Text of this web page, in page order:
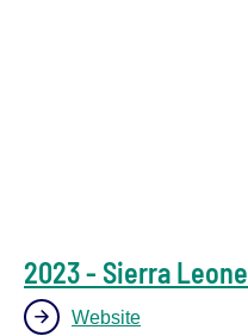
2023 - Sierra Leone
Website